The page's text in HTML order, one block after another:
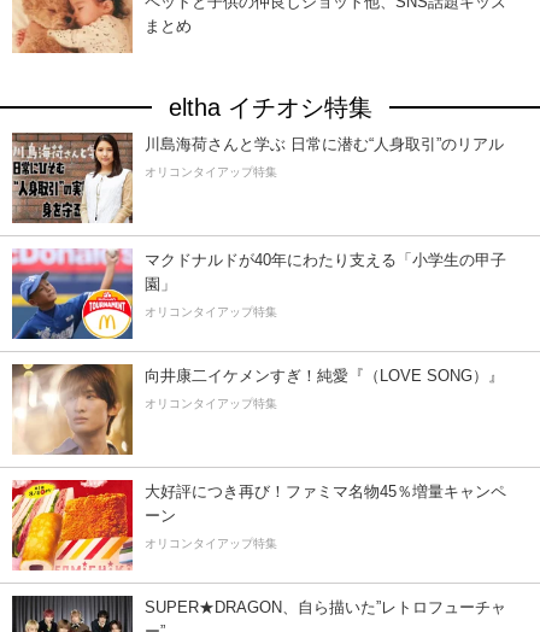
まとめ
eltha イチオシ特集
川島海荷さんと学ぶ 日常に潜む“人身取引”のリアル
オリコンタイアップ特集
マクドナルドが40年にわたり支える「小学生の甲子
園」
オリコンタイアップ特集
向井康二イケメンすぎ！純愛『（LOVE SONG）』
オリコンタイアップ特集
大好評につき再び！ファミマ名物45％増量キャンペ
ーン
オリコンタイアップ特集
SUPER★DRAGON、自ら描いた”レトロフューチャ